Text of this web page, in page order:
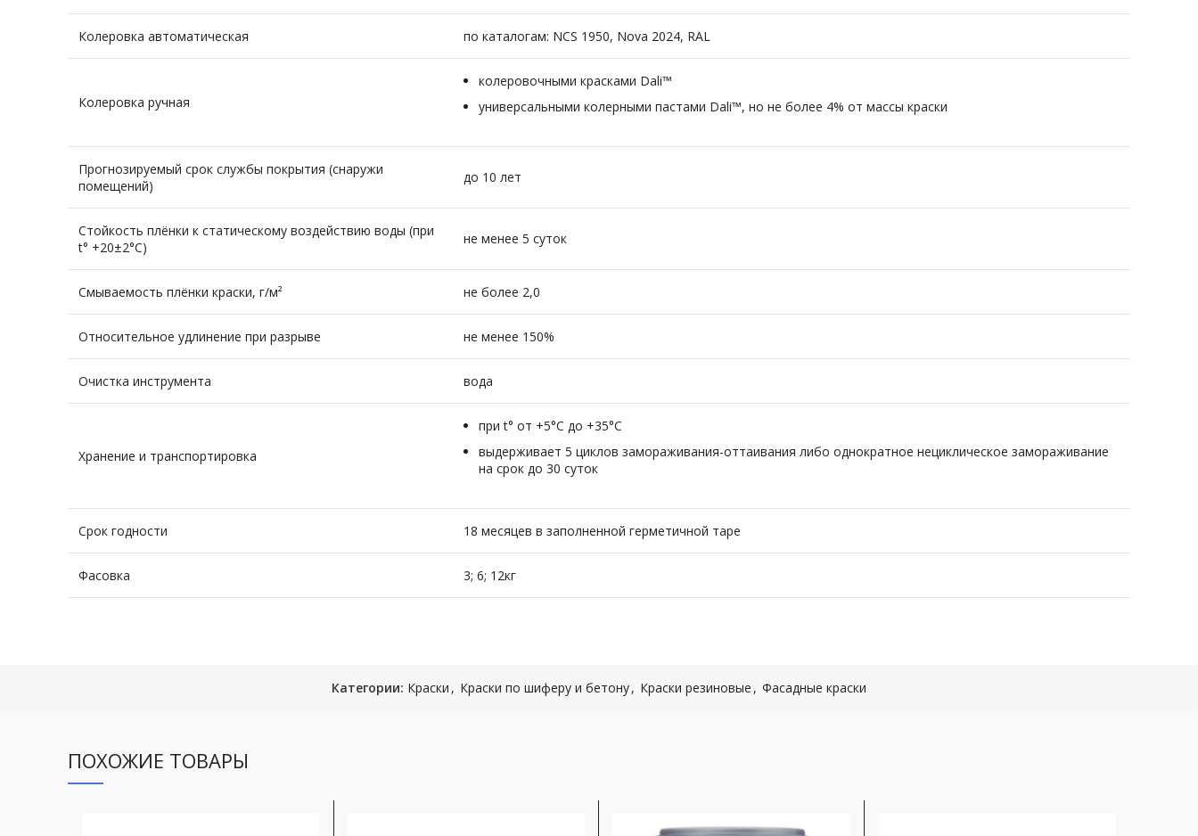
Колеровка автоматическая по каталогам: NCS 1950, Nova 2024, RAL
Колеровка ручная
колеровочными красками Dali™
универсальными колерными пастами Dali™, но не более 4% от массы краски
Прогнозируемый cрок службы покрытия (снаружи
помещений)
до 10 лет
Стойкость плёнки к статическому воздействию воды (при
t° +20±2°C)
не менее 5 суток
Смываемость плёнки краски, г/м² не более 2,0
Относительное удлинение при разрыве не менее 150%
Очистка инструмента вода
Хранение и транспортировка
при t° от +5°С до +35°С
выдерживает 5 циклов замораживания-оттаивания либо однократное нециклическое замораживание
на срок до 30 суток
Срок годности 18 месяцев в заполненной герметичной таре
Фасовка 3; 6; 12кг
Категории: Краски , Краски по шиферу и бетону, Краски резиновые , Фасадные краски
ПОХОЖИЕ ТОВАРЫ